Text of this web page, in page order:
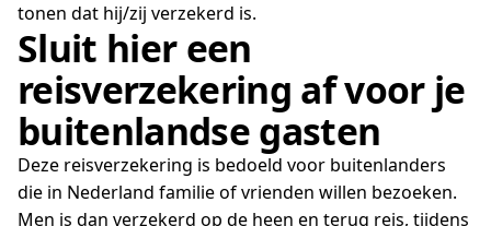
tonen dat hij/zij verzekerd is.
Sluit hier een
reisverzekering af voor je
buitenlandse gasten
Deze reisverzekering is bedoeld voor buitenlanders
die in Nederland familie of vrienden willen bezoeken.
Men is dan verzekerd op de heen en terug reis, tijdens